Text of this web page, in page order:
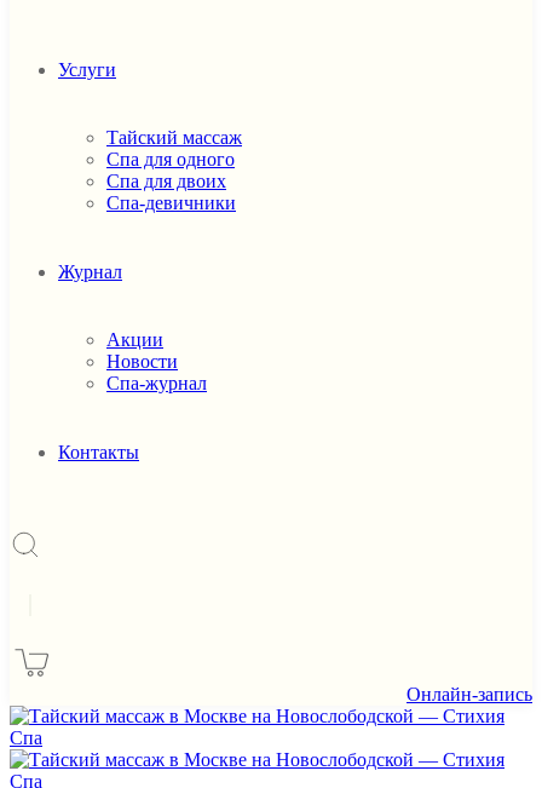
Услуги
Тайский массаж
Спа для одного
Спа для двоих
Спа-девичники
Журнал
Акции
Новости
Спа-журнал
Контакты
Онлайн-запись